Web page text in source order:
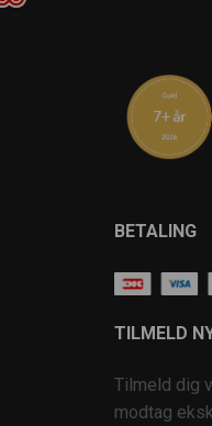
BETALING
TILMELD
Tilmeld dig
modtag